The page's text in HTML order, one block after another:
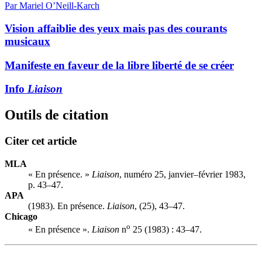
Par Mariel O’Neill-Karch
Vision affaiblie des yeux mais pas des courants
musicaux
Manifeste en faveur de la libre liberté de se créer
Info Liaison
Outils de citation
Citer cet article
MLA
« En présence. » Liaison, numéro 25, janvier–février 1983,
p. 43–47.
APA
(1983). En présence. Liaison, (25), 43–47.
Chicago
« En présence ». Liaison no 25 (1983) : 43–47.